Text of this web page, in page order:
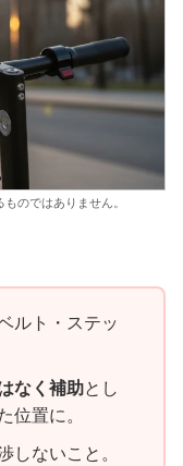
のではありません。
ルト・ステッ
なく補助とし
位置に。
しないこと。